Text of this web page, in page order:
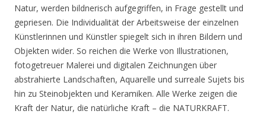
Natur, werden bildnerisch aufgegriffen, in Frage gestellt und
gepriesen. Die Individualität der Arbeitsweise der einzelnen
Künstlerinnen und Künstler spiegelt sich in ihren Bildern und
Objekten wider. So reichen die Werke von Illustrationen,
fotogetreuer Malerei und digitalen Zeichnungen über
abstrahierte Landschaften, Aquarelle und surreale Sujets bis
hin zu Steinobjekten und Keramiken. Alle Werke zeigen die
Kraft der Natur, die natürliche Kraft – die NATURKRAFT.